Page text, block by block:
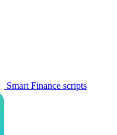
Smart Finance scripts